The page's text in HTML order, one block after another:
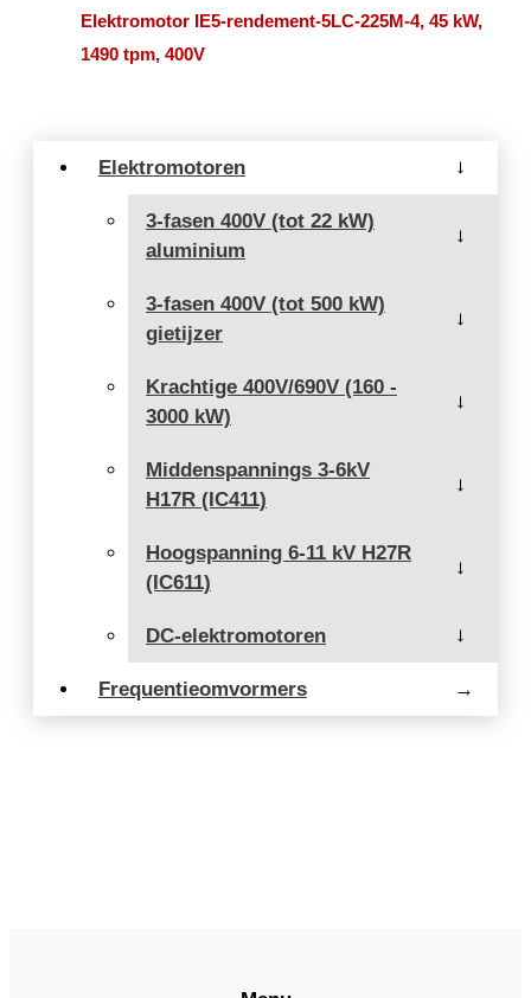
Elektromotoren →
3-fasen 400V (tot 22 kW)
aluminium
→
3-fasen 400V (tot 500 kW)
gietijzer
→
Krachtige 400V/690V (160 -
3000 kW)
→
Middenspannings 3-6kV
H17R (IC411)
→
Hoogspanning 6-11 kV H27R
(IC611)
→
DC-elektromotoren →
Frequentieomvormers →
Elektromotor IE5-rendement-5LC-225M-4, 45 kW,
1490 tpm, 400V